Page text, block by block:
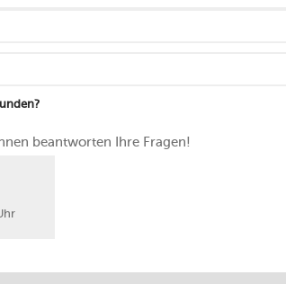
beantworten Ihre Fragen!